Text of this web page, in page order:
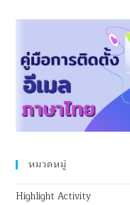
หมวดหมู่
Highlight Activity